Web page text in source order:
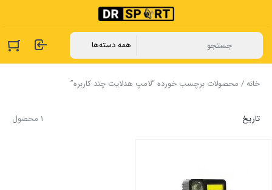
خانه/ محصولات برچسب خورده “لامپ هدلایت چند کاربره”
1 محصول تاریخ